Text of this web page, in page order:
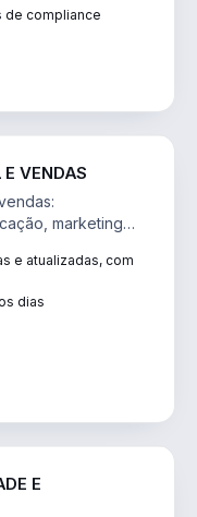
de compliance
VENDAS
marketing
e atualizadas, com
dias
E